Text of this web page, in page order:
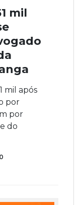
mil
mil após
por
por
do